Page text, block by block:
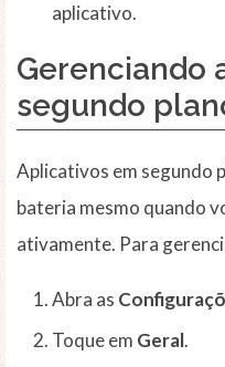
aplicativo.
Gerenciando
segundo
Aplicativos em segundo
bateria mesmo quando
ativamente. Para
Abra as
Toque em Geral.